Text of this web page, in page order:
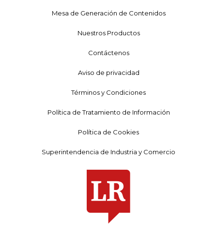
Mesa de Generación de Contenidos
Nuestros Productos
Contáctenos
Aviso de privacidad
Términos y Condiciones
Política de Tratamiento de Información
Política de Cookies
Superintendencia de Industria y Comercio